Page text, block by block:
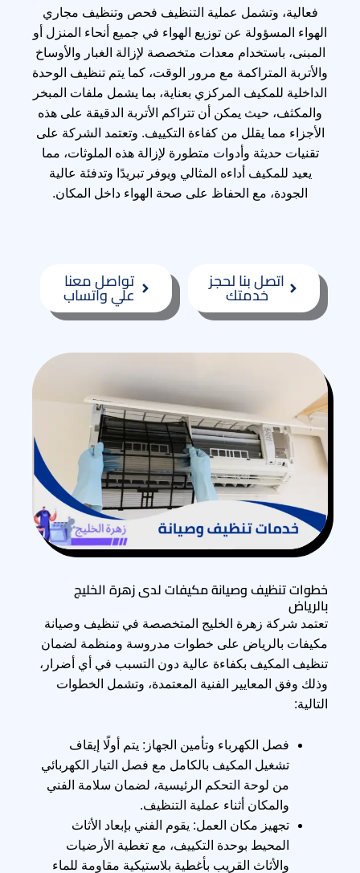
فعالية، وتشمل عملية التنظيف فحص وتنظيف مجاري
الهواء المسؤولة عن توزيع الهواء في جميع أنحاء المنزل أو
المبنى، باستخدام معدات متخصصة لإزالة الغبار والأوساخ
والأتربة المتراكمة مع مرور الوقت، كما يتم تنظيف الوحدة
الداخلية للمكيف المركزي بعناية، بما يشمل ملفات المبخر
والمكثف، حيث يمكن أن تتراكم الأتربة الدقيقة على هذه
الأجزاء مما يقلل من كفاءة التكييف. وتعتمد الشركة على
تقنيات حديثة وأدوات متطورة لإزالة هذه الملوثات، مما
يعيد للمكيف أداءه المثالي ويوفر تبريدًا وتدفئة عالية
الجودة، مع الحفاظ على صحة الهواء داخل المكان.
اتصل بنا لحجز
خدمتك
تواصل معنا
علي واتساب
خطوات تنظيف وصيانة مكيفات لدى زهرة الخليج
بالرياض
تعتمد شركة زهرة الخليج المتخصصة في تنظيف وصيانة
مكيفات بالرياض على خطوات مدروسة ومنظمة لضمان
تنظيف المكيف بكفاءة عالية دون التسبب في أي أضرار،
وذلك وفق المعايير الفنية المعتمدة، وتشمل الخطوات
التالية:
فصل الكهرباء وتأمين الجهاز: يتم أولًا إيقاف
تشغيل المكيف بالكامل مع فصل التيار الكهربائي
من لوحة التحكم الرئيسية، لضمان سلامة الفني
والمكان أثناء عملية التنظيف.
تجهيز مكان العمل: يقوم الفني بإبعاد الأثاث
المحيط بوحدة التكييف، مع تغطية الأرضيات
والأثاث القريب بأغطية بلاستيكية مقاومة للماء